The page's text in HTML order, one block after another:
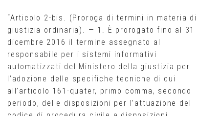
“Articolo 2-bis. (Proroga di termini in materia di
giustizia ordinaria). — 1. È prorogato fino al 31
dicembre 2016 il termine assegnato al
responsabile per i sistemi informativi
automatizzati del Ministero della giustizia per
l’adozione delle specifiche tecniche di cui
all’articolo 161-quater, primo comma, secondo
periodo, delle disposizioni per l’attuazione del